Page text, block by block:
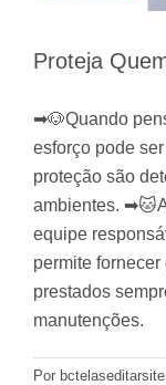
Proteja
➡🐶Quando
esforço pode
proteção são
ambientes.
equipe
permite
prestados
manutenções.
Por bctelaseditarsite